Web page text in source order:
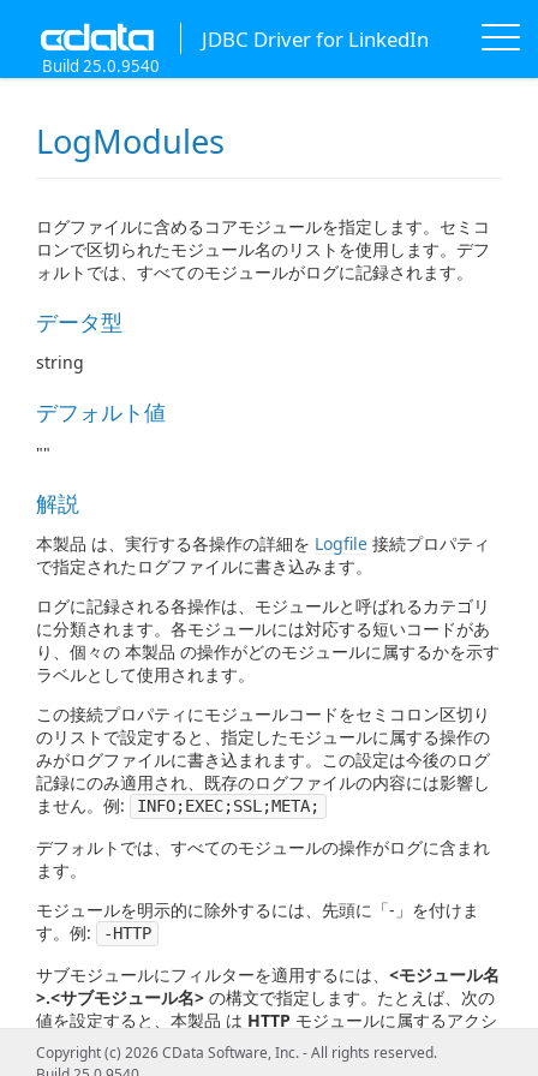
JDBC Driver for LinkedIn
Build 25.0.9540
LogModules
ログファイルに含めるコアモジュールを指定します。セミコ
ロンで区切られたモジュール名のリストを使用します。デフ
ォルトでは、すべてのモジュールがログに記録されます。
データ型
string
デフォルト値
""
解説
本製品 は、実行する各操作の詳細を Logfile 接続プロパティ
で指定されたログファイルに書き込みます。
ログに記録される各操作は、モジュールと呼ばれるカテゴリ
に分類されます。各モジュールには対応する短いコードがあ
り、個々の 本製品 の操作がどのモジュールに属するかを示す
ラベルとして使用されます。
この接続プロパティにモジュールコードをセミコロン区切り
のリストで設定すると、指定したモジュールに属する操作の
みがログファイルに書き込まれます。この設定は今後のログ
記録にのみ適用され、既存のログファイルの内容には影響し
ません。例:
INFO;EXEC;SSL;META;
デフォルトでは、すべてのモジュールの操作がログに含まれ
ます。
モジュールを明示的に除外するには、先頭に「-」を付けま
す。例:
-HTTP
サブモジュールにフィルターを適用するには、 <モジュール名
>.<サブモジュール名> の構文で指定します。たとえば、次の
値を設定すると、本製品 は HTTP モジュールに属するアクシ
ョンのみをログに記録し、さらに
HTTP モジュールの
ブモジュールに属するアクションを除外します:
Copyright (c) 2026 CData Software, Inc. - All rights reserved.